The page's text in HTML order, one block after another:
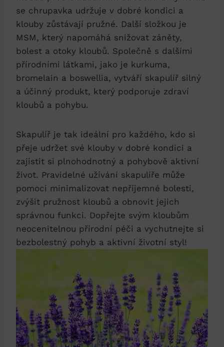
se chrupavka udržuje v dobré kondici a
klouby zůstávají pružné. Další složkou je
MSM, který napomáhá snižovat záněty,
bolest a otoky kloubů. Společně s dalšími
přírodními látkami, jako je kurkuma,
bromelain a boswellia, vytváří skapulíř silný
a účinný produkt, který podporuje zdraví
kloubů a pohybu.
Skapulíř je tak ideální pro každého, kdo si
přeje udržet své klouby v dobré kondici a
zajistit si plnohodnotný a pohybově aktivní
život. Pravidelné užívání skapulíře může
pomoci minimalizovat nepříjemné bolesti,
zvýšit pružnost kloubů a obnovit jejich
správnou funkci. Dopřejte svým kloubům
neocenitelnou přírodní péči a vychutnejte si
bezbolestný pohyb a aktivní životní styl!